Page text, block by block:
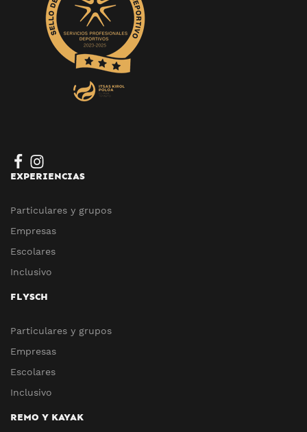
EXPERIENCIAS
Particulares y grupos
Empresas
Escolares
Inclusivo
FLYSCH
Particulares y grupos
Empresas
Escolares
Inclusivo
REMO Y KAYAK